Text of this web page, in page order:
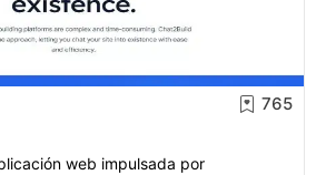
765
web impulsada por